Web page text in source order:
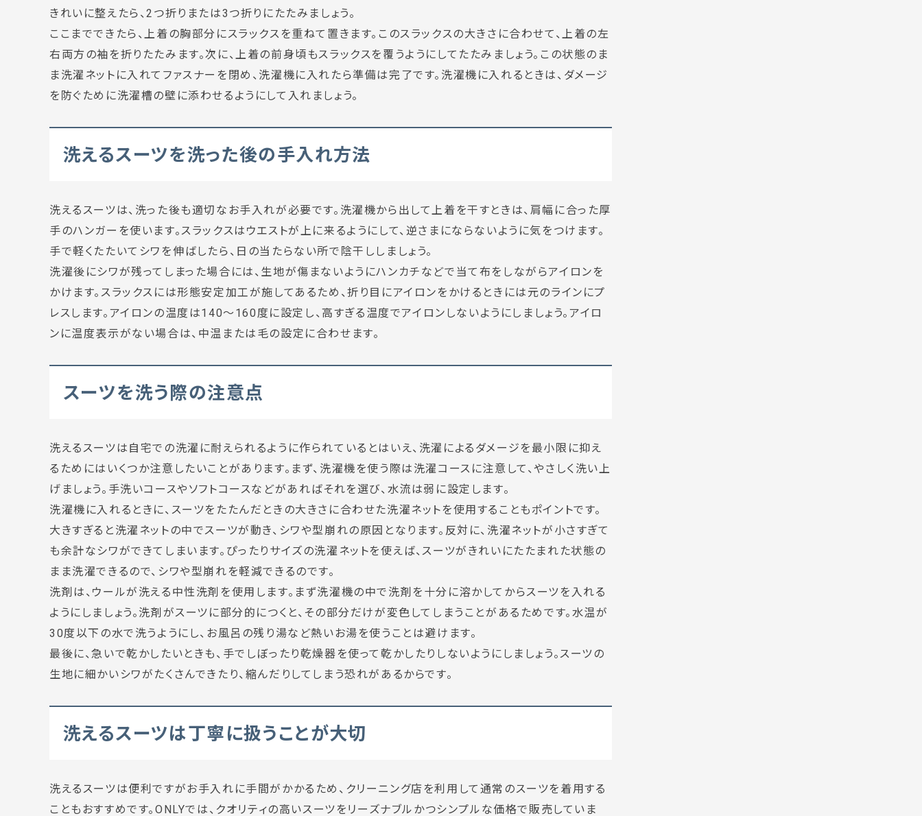
きれいに整えたら、2つ折りまたは3つ折りにたたみましょう。
ここまでできたら、上着の胸部分にスラックスを重ねて置きます。このスラックスの大きさに合わせて、上着の左
右両方の袖を折りたたみます。次に、上着の前身頃もスラックスを覆うようにしてたたみましょう。この状態のま
ま洗濯ネットに入れてファスナーを閉め、洗濯機に入れたら準備は完了です。洗濯機に入れるときは、ダメージ
を防ぐために洗濯槽の壁に添わせるようにして入れましょう。
洗えるスーツを洗った後の手入れ方法
洗えるスーツは、洗った後も適切なお手入れが必要です。洗濯機から出して上着を干すときは、肩幅に合った厚
手のハンガーを使います。スラックスはウエストが上に来るようにして、逆さまにならないように気をつけます。
手で軽くたたいてシワを伸ばしたら、日の当たらない所で陰干ししましょう。
洗濯後にシワが残ってしまった場合には、生地が傷まないようにハンカチなどで当て布をしながらアイロンを
かけます。スラックスには形態安定加工が施してあるため、折り目にアイロンをかけるときには元のラインにプ
レスします。アイロンの温度は140～160度に設定し、高すぎる温度でアイロンしないようにしましょう。アイロ
ンに温度表示がない場合は、 中温 または 毛の設定に合わせます。
スーツを洗う際の注意点
洗えるスーツは自宅での洗濯に耐えられるように作られているとはいえ、洗濯によるダメージを最小限に抑え
るためにはいくつか注意したいことがあります。まず、洗濯機を使う際は洗濯コースに注意して、やさしく洗い上
げましょう。 手洗いコースや ソフトコースなどがあればそれを選び、水流は弱 に設定します。
洗濯機に入れるときに、スーツをたたんだときの大きさに合わせた洗濯ネットを使用することもポイントです。
大きすぎると洗濯ネットの中でスーツが動き、シワや型崩れの原因となります。反対に、洗濯ネットが小さすぎて
も余計なシワができてしまいます。ぴったりサイズの洗濯ネットを使えば、スーツがきれいにたたまれた状態の
まま洗濯できるので、シワや型崩れを軽減できるのです。
洗剤は、ウールが洗える中性洗剤を使用します。まず洗濯機の中で洗剤を十分に溶かしてからスーツを入れる
ようにしましょう。洗剤がスーツに部分的につくと、その部分だけが変色してしまうことがあるためです。水温が
30度以下の水で洗うようにし、お風呂の残り湯など熱いお湯を使うことは避けます。
最後に、急いで乾かしたいときも、手でしぼったり乾燥器を使って乾かしたりしないようにしましょう。スーツの
生地に細かいシワがたくさんできたり、縮んだりしてしまう恐れがあるからです。
洗えるスーツは丁寧に扱うことが大切
洗えるスーツは便利ですがお手入れに手間がかかるため、クリーニング店を利用して通常のスーツを着用する
こともおすすめです。ONLYでは、クオリティの高いスーツをリーズナブルかつシンプルな価格で販売していま